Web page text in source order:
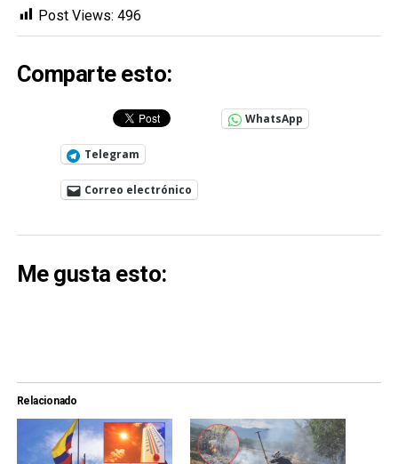
Post Views: 496
Comparte esto:
WhatsApp
Telegram
Correo electrónico
Me gusta esto:
Relacionado